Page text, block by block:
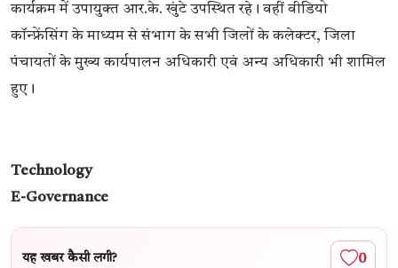
कार्यक्रम में उपायुक्त आर.के. खुंटे उपस्थित रहे। वहीं वीडियो
कॉन्फ्रेंसिंग के माध्यम से संभाग के सभी जिलों के कलेक्टर, जिला
पंचायतों के मुख्य कार्यपालन अधिकारी एवं अन्य अधिकारी भी शामिल
हुए।
Technology
E-Governance
यह खबर कैसी लगी? 0